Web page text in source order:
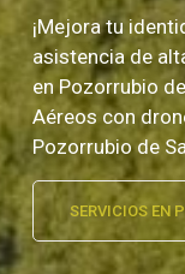
¡Mejora tu
asistencia de
en Pozorrubio
Aéreos con
Pozorrubio de
SERVICIOS EN